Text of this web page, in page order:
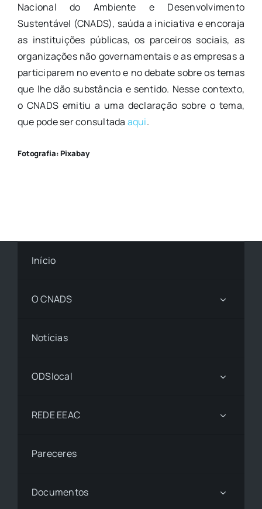
Nacional do Ambiente e Desenvolvimento
Sustentável (CNADS), saúda a iniciativa e encoraja
as instituições públicas, os parceiros sociais, as
organizações não governamentais e as empresas a
participarem no evento e no debate sobre os temas
que lhe dão substância e sentido. Nesse contexto,
o CNADS emitiu a uma declaração sobre o tema,
que pode ser consultada aqui.
Fotografia: Pixabay
Início
O CNADS
Notícias
ODSlocal
REDE EEAC
Pareceres
Documentos